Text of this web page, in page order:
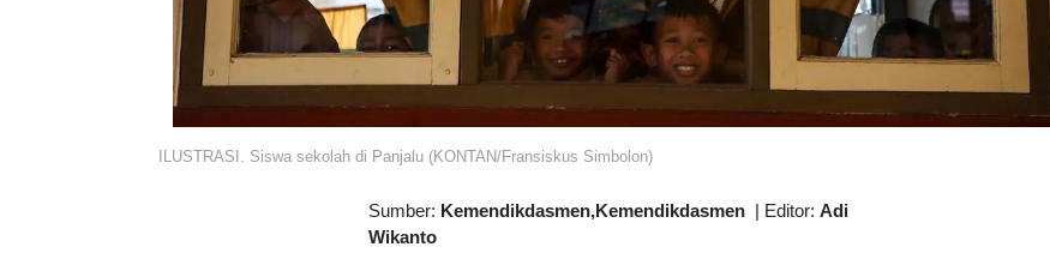
ILUSTRASI. Siswa sekolah di Panjalu (KONTAN/Fransiskus Simbolon)
Sumber: Kemendikdasmen,Kemendikdasmen | Editor: Adi
Wikanto